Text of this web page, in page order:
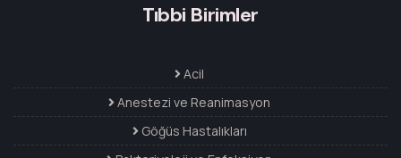
Tıbbi Birimler
Acil
Anestezi ve Reanimasyon
Göğüs Hastalıkları